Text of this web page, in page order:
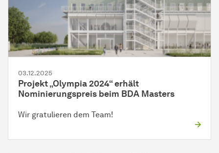
03.12.2025
Projekt „Olympia 2024“ erhält
Nominierungspreis beim BDA Masters
Wir gratulieren dem Team!